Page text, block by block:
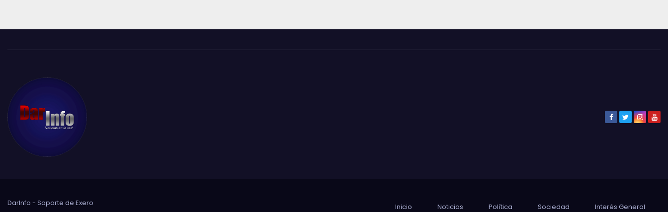
DarInfo - Soporte de Exero Inicio Noticias Política Sociedad Interés General